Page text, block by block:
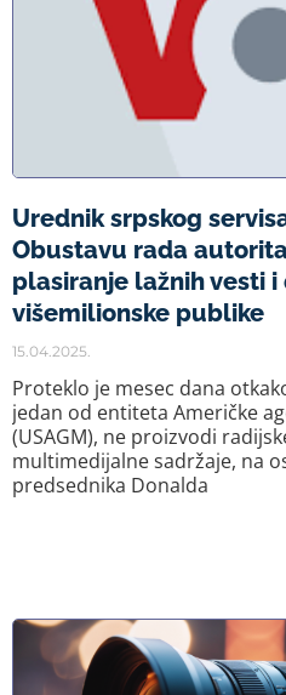
Urednik srpskog
Obustavu rada
plasiranje lažnih vesti
višemilionske publike
15.04.2025.
Proteklo je mesec dana
jedan od entiteta Američke
(USAGM), ne proizvodi
multimedijalne sadržaje, na
predsednika Donalda